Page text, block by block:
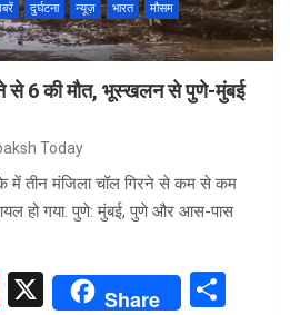
दुर्घटना न्यूज़ भारत
मौसम
से 6 की मौत, भूस्खलन से पुणे-मुंबई
Today
में तीन मंजिला चॉल गिरने से कम से कम
हो गया. पुणे: मुंबई, पुणे और आस-पास
Pi X Share